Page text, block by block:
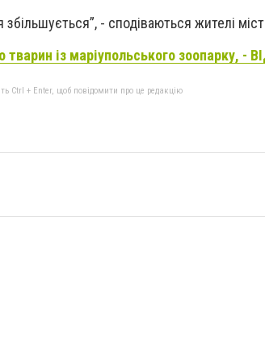
- сподіваються жителі
тварин із маріупольського зоопарку, -
Ctrl + Enter, щоб повідомити про це редакцію